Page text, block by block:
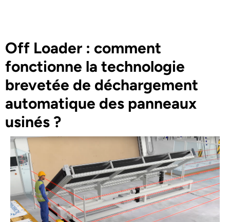
Off Loader : comment
fonctionne la technologie
brevetée de déchargement
automatique des panneaux
usinés ?